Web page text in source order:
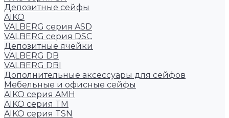
Депозитные сейфы
AIKO
VALBERG серия ASD
VALBERG серия DSC
Депозитные ячейки
VALBERG DB
VALBERG DBI
Дополнительные аксессуары для сейфов
Мебельные и офисные сейфы
AIKO серия AMH
AIKO серия TM
AIKO серия TSN